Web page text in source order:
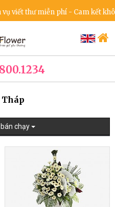
miễn phí - Cam kết không
chạy